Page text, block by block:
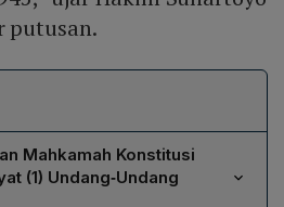
putusan.
Mahkamah Konstitusi
(1) Undang‑Undang